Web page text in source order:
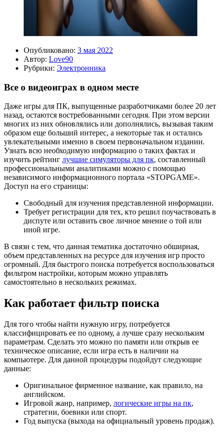
Опубликовано: 3 мая 2022
Автор: Love90
Рубрики: Электронника
Все о видеоиграх в одном месте
Даже игры для ПК, выпущенные разработчиками более 20 лет
назад, остаются востребованными сегодня. При этом версии
многих из них обновлялись или дополнялись, вызывая таким
образом еще больший интерес, а некоторые так и остались
увлекательными именно в своем первоначальном издании.
Узнать всю необходимую информацию о таких фактах и
изучить рейтинг лучшие симуляторы для пк, составленный
профессиональными аналитиками можно с помощью
независимого информационного портала «STOPGAME».
Доступ на его страницы:
Свободный для изучения представленной информации.
Требует регистрации для тех, кто решил поучаствовать в
диспуте или оставить свое личное мнение о той или
иной игре.
В связи с тем, что данная тематика достаточно обширная,
объем представленных на ресурсе для изучения игр просто
огромный. Для быстрого поиска потребуется воспользоваться
фильтром настройки, которым можно управлять
самостоятельно в нескольких режимах.
Как работает фильтр поиска
Для того чтобы найти нужную игру, потребуется
классифицировать ее по одному, а лучше сразу нескольким
параметрам. Сделать это можно по памяти или открыв ее
техническое описание, если игра есть в наличии на
компьютере. Для данной процедуры подойдут следующие
данные:
Оригинальное фирменное название, как правило, на
английском.
Игровой жанр, например, логические игры на пк,
стратегии, боевики или спорт.
Год выпуска (выхода на официальный уровень продаж).